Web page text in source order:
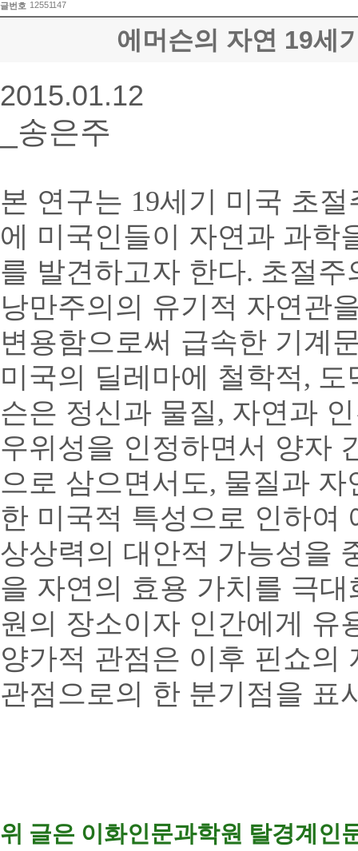
글번호 12551147
에머슨의 자연 19세
2015.01.12
_송은주
본 연구는 19세기 미국 초
에 미국인들이 자연과 과학
를 발견하고자 한다. 초절주
낭만주의의 유기적 자연관
변용함으로써 급속한 기계
미국의 딜레마에 철학적, 도
슨은 정신과 물질, 자연과
우위성을 인정하면서 양자
으로 삼으면서도, 물질과 자
한 미국적 특성으로 인하여
상상력의 대안적 가능성을
을 자연의 효용 가치를 극
원의 장소이자 인간에게 유
양가적 관점은 이후 핀쇼의
관점으로의 한 분기점을 표
위 글은 이화인문과학원 탈경계인